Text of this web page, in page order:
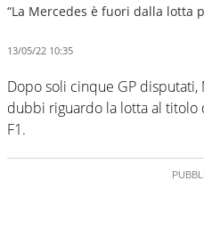
“La Mercedes è fuori dalla lotta
13/05/22 10:35
Dopo soli cinque GP
dubbi riguardo la lotta al
F1.